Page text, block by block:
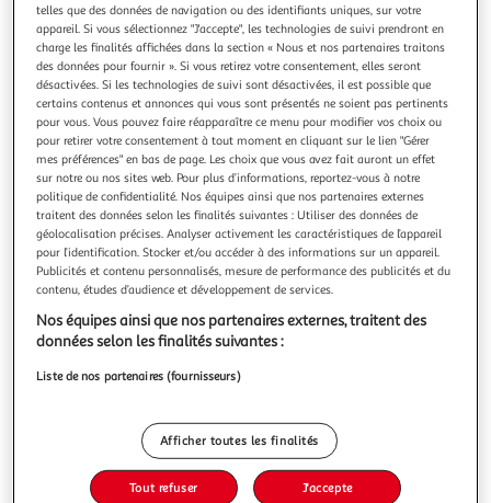
COTTAGE
Coffret noël Rituel de beauté à l'huile de coco
Inspiré de l’univers du Spa et des rituels de beauté
ancestraux, découvrez le coffret Secret de Beauté à l’Huile
de Coco pour une routine cocooning au délicieux parfum
d’évasion !Issue de pression de pulpe de coco fraiche, elle
possède des vertus ultra nourrissantes et hydratantes
rendant la peau in
En savoir +
Vous voulez connaître le prix de ce produit ?
Afficher le prix
Description
telles que des données de navigation ou des identifiants uniques, sur votre
appareil. Si vous sélectionnez "J'accepte", les technologies de suivi prendront en
charge les finalités affichées dans la section « Nous et nos partenaires traitons
des données pour fournir ». Si vous retirez votre consentement, elles seront
désactivées. Si les technologies de suivi sont désactivées, il est possible que
certains contenus et annonces qui vous sont présentés ne soient pas pertinents
pour vous. Vous pouvez faire réapparaître ce menu pour modifier vos choix ou
pour retirer votre consentement à tout moment en cliquant sur le lien "Gérer
mes préférences" en bas de page. Les choix que vous avez fait auront un effet
sur notre ou nos sites web. Pour plus d’informations, reportez-vous à notre
politique de confidentialité. Nos équipes ainsi que nos partenaires externes
traitent des données selon les finalités suivantes : Utiliser des données de
géolocalisation précises. Analyser activement les caractéristiques de l’appareil
pour l’identification. Stocker et/ou accéder à des informations sur un appareil.
Publicités et contenu personnalisés, mesure de performance des publicités et du
contenu, études d’audience et développement de services.
Nos équipes ainsi que nos partenaires externes, traitent des
données selon les finalités suivantes :
Liste de nos partenaires (fournisseurs)
Afficher toutes les finalités
Tout refuser J'accepte